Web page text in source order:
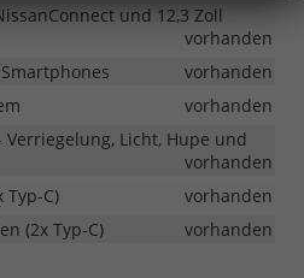
und 12,3 Zoll
vorhanden
vorhanden
vorhanden
Verriegelung, Licht, Hupe und
vorhanden
Typ-C)
vorhanden
(2x Typ-C)
vorhanden